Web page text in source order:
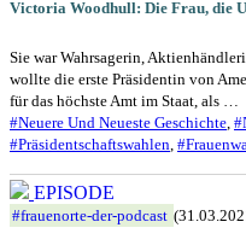
Victoria Woodhull: Die Frau, die
Sie war Wahrsagerin,
wollte die erste Präsidentin von
für das höchste Amt im Staat, als …
#Neuere Und Neueste Geschichte
#Präsidentschaftswahlen
EPISODE
#frauenorte-der-podcast